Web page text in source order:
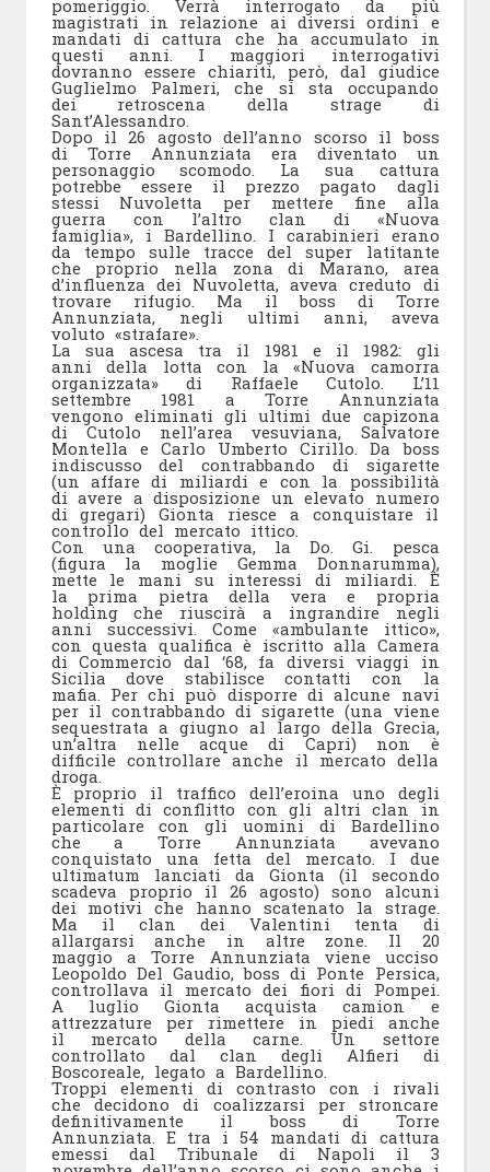
pomeriggio. Verrà interrogato da più
magistrati in relazione ai diversi ordini e
mandati di cattura che ha accumulato in
questi anni. I maggiori interrogativi
dovranno essere chiariti, però, dal giudice
Guglielmo Palmeri, che si sta occupando
dei retroscena della strage di
Sant’Alessandro.
Dopo il 26 agosto dell’anno scorso il boss
di Torre Annunziata era diventato un
personaggio scomodo. La sua cattura
potrebbe essere il prezzo pagato dagli
stessi Nuvoletta per mettere fine alla
guerra con l’altro clan di «Nuova
famiglia», i Bardellino. I carabinieri erano
da tempo sulle tracce del super latitante
che proprio nella zona di Marano, area
d’influenza dei Nuvoletta, aveva creduto di
trovare rifugio. Ma il boss di Torre
Annunziata, negli ultimi anni, aveva
voluto «strafare».
La sua ascesa tra il 1981 e il 1982: gli
anni della lotta con la «Nuova camorra
organizzata» di Raffaele Cutolo. L’11
settembre 1981 a Torre Annunziata
vengono eliminati gli ultimi due capizona
di Cutolo nell’area vesuviana, Salvatore
Montella e Carlo Umberto Cirillo. Da boss
indiscusso del contrabbando di sigarette
(un affare di miliardi e con la possibilità
di avere a disposizione un elevato numero
di gregari) Gionta riesce a conquistare il
controllo del mercato ittico.
Con una cooperativa, la Do. Gi. pesca
(figura la moglie Gemma Donnarumma),
mette le mani su interessi di miliardi. È
la prima pietra della vera e propria
holding che riuscirà a ingrandire negli
anni successivi. Come «ambulante ittico»,
con questa qualifica è iscritto alla Camera
di Commercio dal ‘68, fa diversi viaggi in
Sicilia dove stabilisce contatti con la
mafia. Per chi può disporre di alcune navi
per il contrabbando di sigarette (una viene
sequestrata a giugno al largo della Grecia,
un’altra nelle acque di Capri) non è
difficile controllare anche il mercato della
droga.
È proprio il traffico dell’eroina uno degli
elementi di conflitto con gli altri clan in
particolare con gli uomini di Bardellino
che a Torre Annunziata avevano
conquistato una fetta del mercato. I due
ultimatum lanciati da Gionta (il secondo
scadeva proprio il 26 agosto) sono alcuni
dei motivi che hanno scatenato la strage.
Ma il clan dei Valentini tenta di
allargarsi anche in altre zone. Il 20
maggio a Torre Annunziata viene ucciso
Leopoldo Del Gaudio, boss di Ponte Persica,
controllava il mercato dei fiori di Pompei.
A luglio Gionta acquista camion e
attrezzature per rimettere in piedi anche
il mercato della carne. Un settore
controllato dal clan degli Alfieri di
Boscoreale, legato a Bardellino.
Troppi elementi di contrasto con i rivali
che decidono di coalizzarsi per stroncare
definitivamente il boss di Torre
Annunziata. E tra i 54 mandati di cattura
emessi dal Tribunale di Napoli il 3